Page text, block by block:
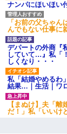
ナンパにほいほい
「お前の父ちゃ
んでもない仕事に
デパートの外商『
していて…』私「
しくなり・・・
私「結婚やめるわ
結果…｜生活｜ワ
【まぬけ】夫「
だ！」私「いいけ